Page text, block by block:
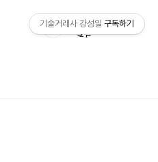
기술거래사 강성일 구독하기